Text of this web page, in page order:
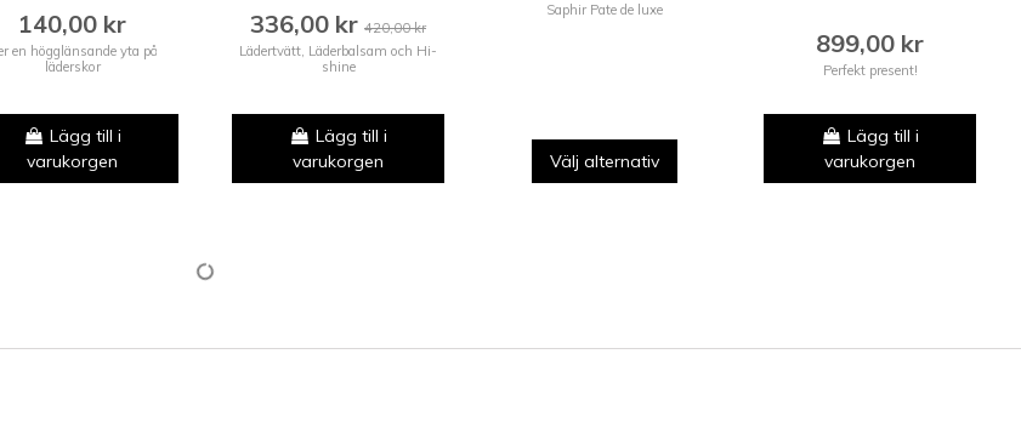
140,00 kr
en högglänsande yta på
läderskor
Lägg till i
varukorgen
336,00 kr 420,00 kr
Lädertvätt, Läderbalsam och Hi-
shine
Lägg till i
varukorgen
Saphir Pate de luxe
Välj alternativ
899,00 kr
Perfekt present!
Lägg till i
varukorgen